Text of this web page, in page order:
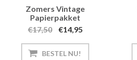
Zomers Vintage
Papierpakket
€17,50
€14,95
BESTEL NU!